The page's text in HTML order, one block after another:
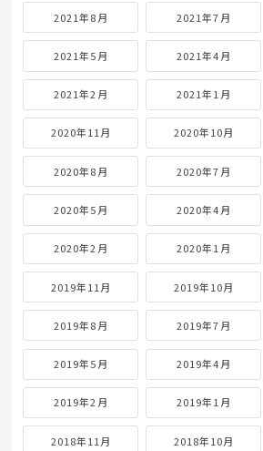
2021年8月 2021年7月
2021年5月 2021年4月
2021年2月 2021年1月
2020年11月 2020年10月
2020年8月 2020年7月
2020年5月 2020年4月
2020年2月 2020年1月
2019年11月 2019年10月
2019年8月 2019年7月
2019年5月 2019年4月
2019年2月 2019年1月
2018年11月 2018年10月